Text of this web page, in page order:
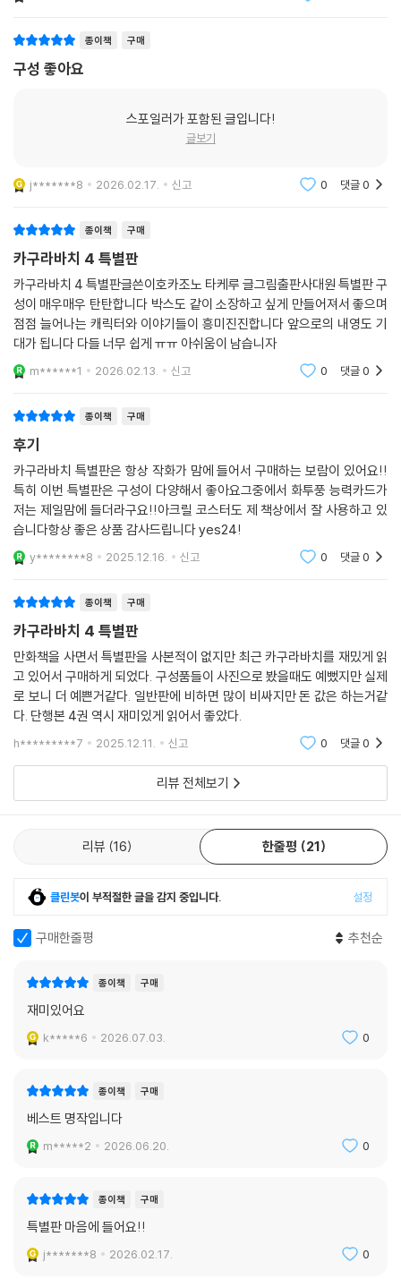
종이책 구매
구성 좋아요
스포일러가 포함된 글입니다!
글보기
j*******8 2026.02.17. 신고 0 댓글0
종이책 구매
카구라바치 4 특별판
카구라바치 4 특별판글쓴이호카조노 타케루 글그림출판사대원 특별판 구
성이 매우매우 탄탄합니다 박스도 같이 소장하고 싶게 만들어져서 좋으며
점점 늘어나는 캐릭터와 이야기들이 흥미진진합니다 앞으로의 내영도 기
대가 됩니다 다들 너무 쉽게 ㅠㅠ 아쉬움이 남습니자
m******1 2026.02.13. 신고 0 댓글0
종이책 구매
후기
카구라바치 특별판은 항상 작화가 맘에 들어서 구매하는 보람이 있어요!!
특히 이번 특별판은 구성이 다양해서 좋아요그중에서 화투풍 능력카드가
저는 제일맘에 들더라구요!!아크릴 코스터도 제 책상에서 잘 사용하고 있
습니다항상 좋은 상품 감사드립니다 yes24!
y********8 2025.12.16. 신고 0 댓글0
종이책 구매
카구라바치 4 특별판
만화책을 사면서 특별판을 사본적이 없지만 최근 카구라바치를 재밌게 읽
고 있어서 구매하게 되었다. 구성품들이 사진으로 봤을때도 예뻤지만 실제
로 보니 더 예쁜거같다. 일반판에 비하면 많이 비싸지만 돈 값은 하는거같
다. 단행본 4권 역시 재미있게 읽어서 좋았다.
h*********7 2025.12.11. 신고 0 댓글0
리뷰 전체보기
리뷰 16 한줄평 21
클린봇이 부적절한 글을 감지 중입니다. 설정
구매한줄평 추천순
종이책 구매
재미있어요
k*****6 2026.07.03. 0
종이책 구매
베스트 명작입니다
m*****2 2026.06.20. 0
종이책 구매
특별판 마음에 들어요!!
j*******8 2026.02.17. 0